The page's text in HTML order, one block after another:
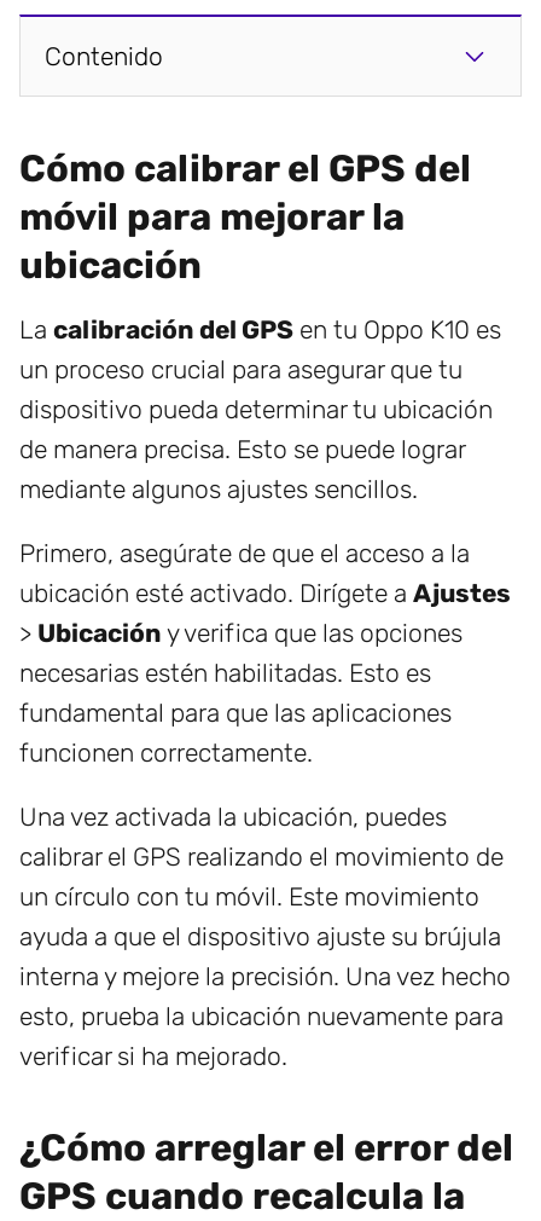
Contenido
Cómo calibrar el GPS del
móvil para mejorar la
ubicación
La calibración del GPS en tu Oppo K10 es
un proceso crucial para asegurar que tu
dispositivo pueda determinar tu ubicación
de manera precisa. Esto se puede lograr
mediante algunos ajustes sencillos.
Primero, asegúrate de que el acceso a la
ubicación esté activado. Dirígete a Ajustes
> Ubicación y verifica que las opciones
necesarias estén habilitadas. Esto es
fundamental para que las aplicaciones
funcionen correctamente.
Una vez activada la ubicación, puedes
calibrar el GPS realizando el movimiento de
un círculo con tu móvil. Este movimiento
ayuda a que el dispositivo ajuste su brújula
interna y mejore la precisión. Una vez hecho
esto, prueba la ubicación nuevamente para
verificar si ha mejorado.
¿Cómo arreglar el error del
GPS cuando recalcula la